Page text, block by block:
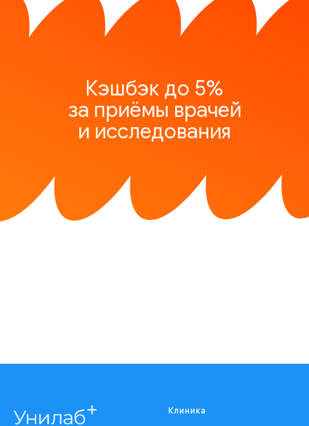
Кэшбэк до 5%
за приёмы врачей
и исследования
Клиника